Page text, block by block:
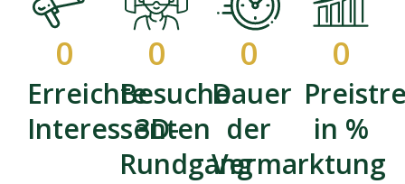
0
Erreichte
Interessenten
0
Besuche
3D-
Rundgang
0
Dauer
der
Vermarktung
0
in %